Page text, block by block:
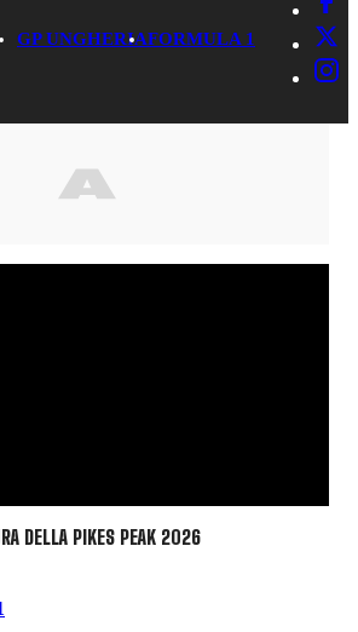
GP UNGHERIAFORMULA 1
DELLA PIKES PEAK 2026